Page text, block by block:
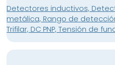
Detectores inductivos,
metálica, Rango de
Trifilar, DC PNP, Tensión de
Consumo de corriente: 15
Cable, 2 m, cable PVC, 3 x